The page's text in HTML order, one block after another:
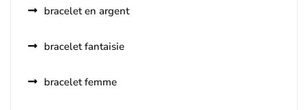
bracelet en argent
bracelet fantaisie
bracelet femme